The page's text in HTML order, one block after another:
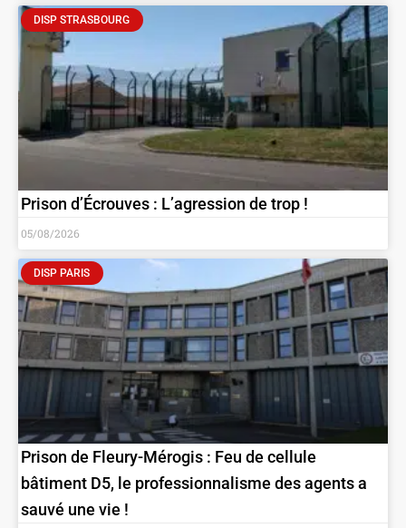
DISP STRASBOURG
Prison d’Écrouves : L’agression de trop !
05/08/2026
DISP PARIS
Prison de Fleury-Mérogis : Feu de cellule
bâtiment D5, le professionnalisme des agents a
sauvé une vie !